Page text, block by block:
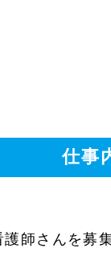
仕事
師さんを募